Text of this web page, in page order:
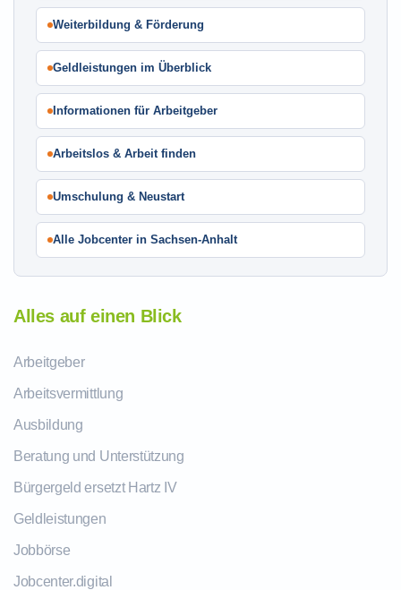
Weiterbildung & Förderung
Geldleistungen im Überblick
Informationen für Arbeitgeber
Arbeitslos & Arbeit finden
Umschulung & Neustart
Alle Jobcenter in Sachsen-Anhalt
Alles auf einen Blick
Arbeitgeber
Arbeitsvermittlung
Ausbildung
Beratung und Unterstützung
Bürgergeld ersetzt Hartz IV
Geldleistungen
Jobbörse
Jobcenter.digital